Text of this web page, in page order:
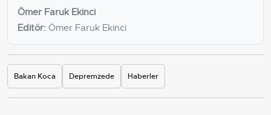
Ömer Faruk Ekinci
Editör: Ömer Faruk Ekinci
Bakan Koca Depremzede Haberler